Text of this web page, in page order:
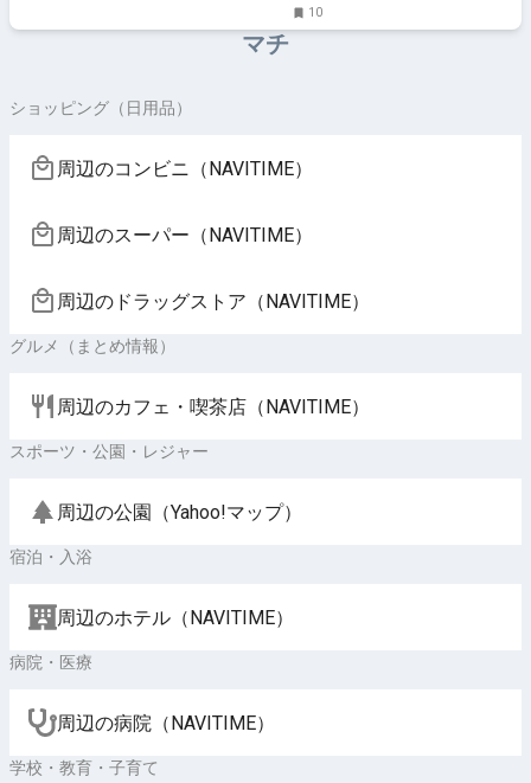
10
マチ
ショッピング（日用品）
周辺のコンビニ（NAVITIME）
周辺のスーパー（NAVITIME）
周辺のドラッグストア（NAVITIME）
グルメ（まとめ情報）
周辺のカフェ・喫茶店（NAVITIME）
スポーツ・公園・レジャー
周辺の公園（Yahoo!マップ）
宿泊・入浴
周辺のホテル（NAVITIME）
病院・医療
周辺の病院（NAVITIME）
学校・教育・子育て